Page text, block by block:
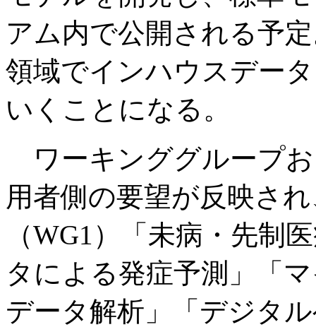
アム内で公開される予
領域でインハウスデー
いくことになる。
ワーキンググループ
用者側の要望が反映さ
（WG1）「未病・先制
タによる発症予測」「
データ解析」「デジタ